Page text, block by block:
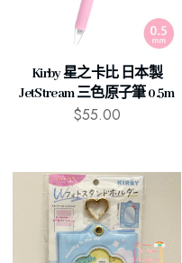
Kirby 星之卡比 日本製
JetStream 三色原子筆 0.5m
$55.00